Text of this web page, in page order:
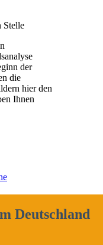
Stelle
der
die
hier den
Ihnen
Deutschland